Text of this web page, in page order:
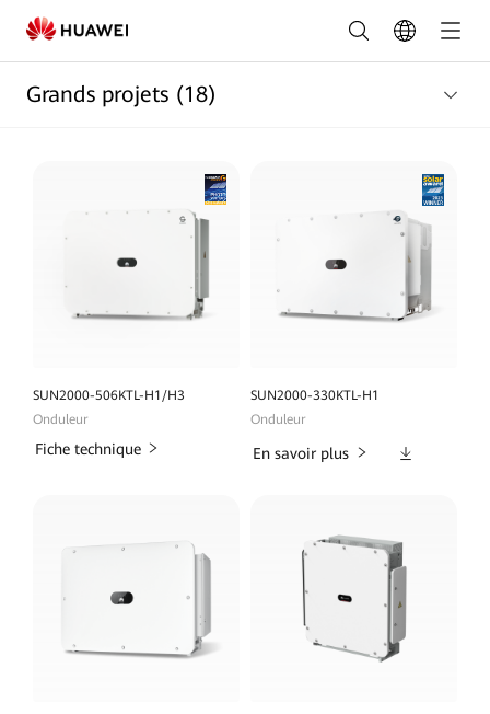
Gamme
Grands
projets
France
Grands projets (18)
SUN2000-506KTL-H1/H3
Onduleur
Fiche technique
SUN2000-330KTL-H1
Onduleur
En savoir plus